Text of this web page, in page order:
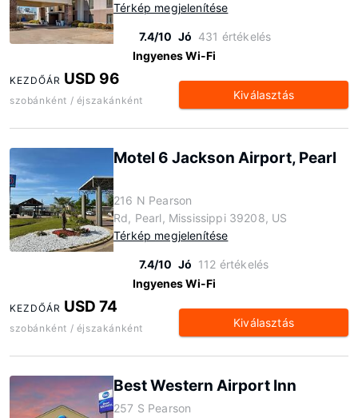
Térkép megjelenítése
7.4/10 Jó 431 értékelés
Ingyenes Wi-Fi
KEZDŐÁR USD 96
szobánként / éjszakánként Kiválasztás
Motel 6 Jackson Airport, Pearl
216 N Pearson
Rd, Pearl, Mississippi 39208, US
Térkép megjelenítése
7.4/10 Jó 112 értékelés
Ingyenes Wi-Fi
KEZDŐÁR USD 74
szobánként / éjszakánként Kiválasztás
Best Western Airport Inn
257 S Pearson